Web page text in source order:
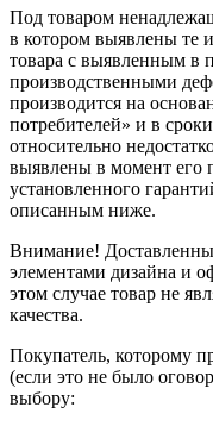
Под товаром
в котором выявлены те
товара с выявленным в
производственными
производится на
потребителей» и в
относительно
выявлены в момент его
установленного
описанным ниже.
Внимание!
элементами дизайна и
этом случае товар не
качества.
Покупатель, которому
(если это не было
выбору: